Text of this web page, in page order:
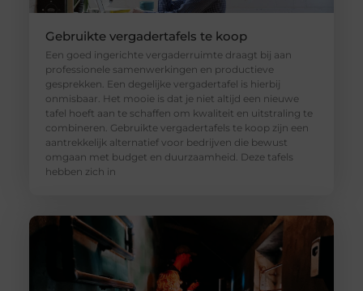
Gebruikte vergadertafels te koop
Een goed ingerichte vergaderruimte draagt bij aan
professionele samenwerkingen en productieve
gesprekken. Een degelijke vergadertafel is hierbij
onmisbaar. Het mooie is dat je niet altijd een nieuwe
tafel hoeft aan te schaffen om kwaliteit en uitstraling te
combineren. Gebruikte vergadertafels te koop zijn een
aantrekkelijk alternatief voor bedrijven die bewust
omgaan met budget en duurzaamheid. Deze tafels
hebben zich in